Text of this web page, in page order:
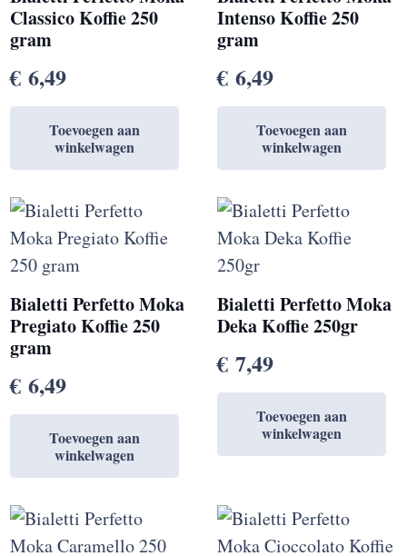
Classico Koffie 250
gram
€ 6,49
Toevoegen aan
winkelwagen
Intenso Koffie 250
gram
€ 6,49
Toevoegen aan
winkelwagen
Bialetti Perfetto Moka
Pregiato Koffie 250
gram
€ 6,49
Toevoegen aan
winkelwagen
Bialetti Perfetto Moka
Deka Koffie 250gr
€ 7,49
Toevoegen aan
winkelwagen